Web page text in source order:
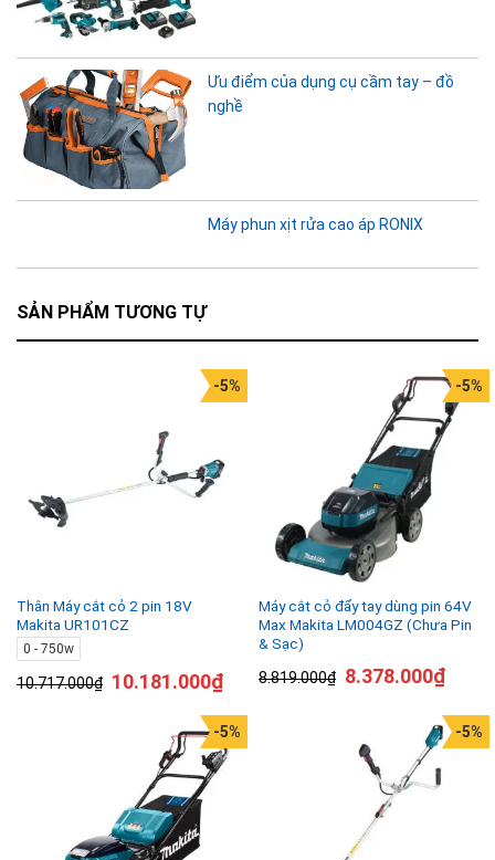
Ưu điểm của dụng cụ cầm tay – đồ
nghề
Máy phun xịt rửa cao áp RONIX
SẢN PHẨM TƯƠNG TỰ
Thân Máy cắt cỏ 2 pin 18V
Makita UR101CZ
0 - 750w
10.717.000₫
-5%
10.181.000₫
Máy cắt cỏ đẩy tay dùng pin 64V
Max Makita LM004GZ (Chưa Pin
& Sạc)
8.819.000₫
-5%
8.378.000₫
-5% -5%